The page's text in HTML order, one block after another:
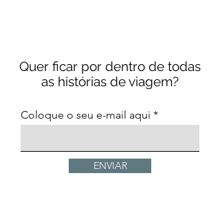
Quer ficar por dentro de todas
as histórias de viagem?
Coloque o seu e-mail aqui
ENVIAR